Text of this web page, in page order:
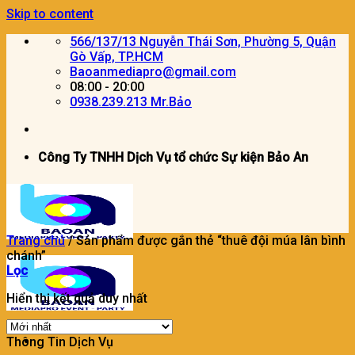
Skip to content
566/137/13 Nguyễn Thái Sơn, Phường 5, Quận
Gò Vấp, TP.HCM
Baoanmediapro@gmail.com
08:00 - 20:00
0938.239.213 Mr.Bảo
Công Ty TNHH Dịch Vụ tổ chức Sự kiện Bảo An
Trang chủ /Sản phẩm được gắn thẻ “thuê đội múa lân bình
chánh”
Lọc
Hiển thị kết quả duy nhất
Thông Tin Dịch Vụ